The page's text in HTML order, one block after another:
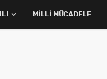
MILLI MÜCADELE